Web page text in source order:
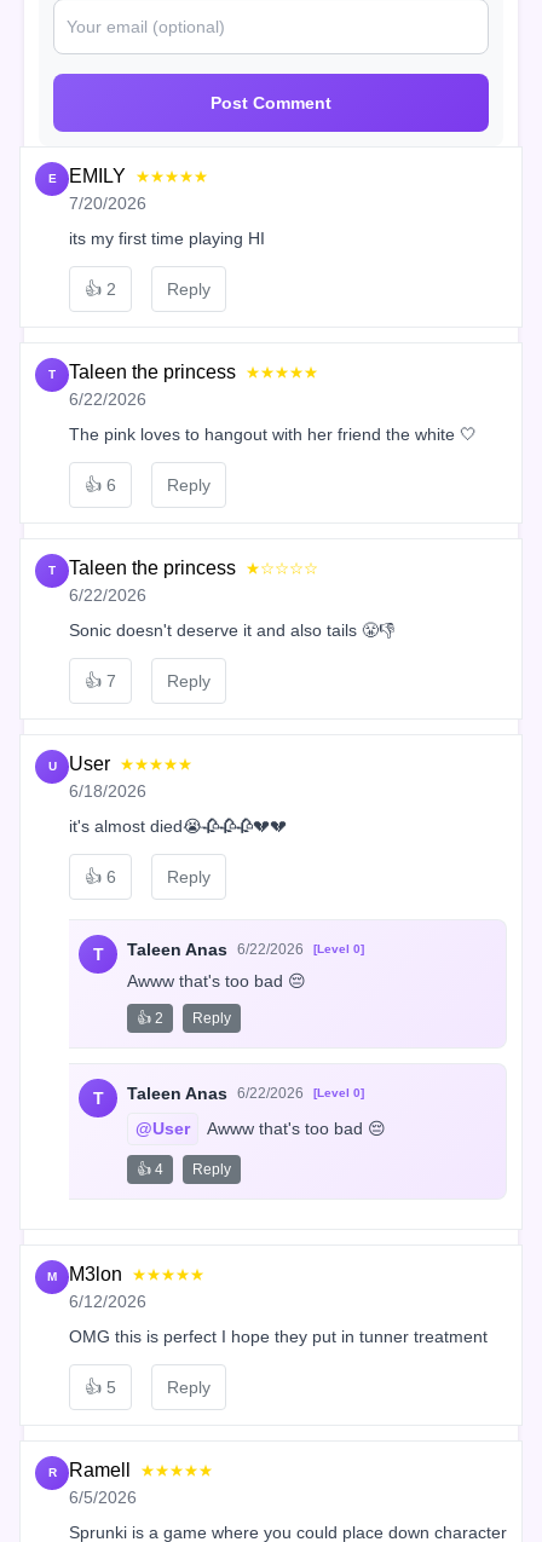
Post Comment
E EMILY ★★★★★
7/20/2026
its my first time playing HI
👍 2 Reply
T Taleen the princess ★★★★★
6/22/2026
The pink loves to hangout with her friend the white 🤍
👍 6 Reply
T Taleen the princess ★☆☆☆☆
6/22/2026
Sonic doesn't deserve it and also tails 😤👎
👍 7 Reply
U User ★★★★★
6/18/2026
it's almost died😭🥀🥀🥀💔💔
👍 6 Reply
T Taleen Anas 6/22/2026 [Level 0]
Awww that's too bad 😔
👍 2 Reply
T Taleen Anas 6/22/2026 [Level 0]
@User Awww that's too bad 😔
👍 4 Reply
M M3lon ★★★★★
6/12/2026
OMG this is perfect I hope they put in tunner treatment
👍 5 Reply
R Ramell ★★★★★
6/5/2026
Sprunki is a game where you could place down character